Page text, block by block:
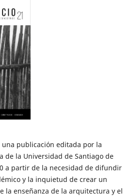
una publicación editada por la
de la Universidad de Santiago de
a partir de la necesidad de difundir
y la inquietud de crear un
la enseñanza de la arquitectura y el